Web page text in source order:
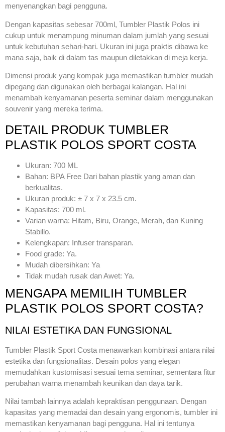
menyenangkan bagi pengguna.
Dengan kapasitas sebesar 700ml, Tumbler Plastik Polos ini
cukup untuk menampung minuman dalam jumlah yang sesuai
untuk kebutuhan sehari-hari. Ukuran ini juga praktis dibawa ke
mana saja, baik di dalam tas maupun diletakkan di meja kerja.
Dimensi produk yang kompak juga memastikan tumbler mudah
dipegang dan digunakan oleh berbagai kalangan. Hal ini
menambah kenyamanan peserta seminar dalam menggunakan
souvenir yang mereka terima.
DETAIL PRODUK TUMBLER
PLASTIK POLOS SPORT COSTA
Ukuran: 700 ML
Bahan: BPA Free Dari bahan plastik yang aman dan
berkualitas.
Ukuran produk: ± 7 x 7 x 23.5 cm.
Kapasitas: 700 ml.
Varian warna: Hitam, Biru, Orange, Merah, dan Kuning
Stabillo.
Kelengkapan: Infuser transparan.
Food grade: Ya.
Mudah dibersihkan: Ya
Tidak mudah rusak dan Awet: Ya.
MENGAPA MEMILIH TUMBLER
PLASTIK POLOS SPORT COSTA?
NILAI ESTETIKA DAN FUNGSIONAL
Tumbler Plastik Sport Costa menawarkan kombinasi antara nilai
estetika dan fungsionalitas. Desain polos yang elegan
memudahkan kustomisasi sesuai tema seminar, sementara fitur
perubahan warna menambah keunikan dan daya tarik.
Nilai tambah lainnya adalah kepraktisan penggunaan. Dengan
kapasitas yang memadai dan desain yang ergonomis, tumbler ini
memastikan kenyamanan bagi pengguna. Hal ini tentunya